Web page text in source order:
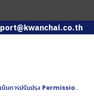
จำนวน 2 รายการ โดยยกเลิกพิกัดศุลกากรและรหัสสถิติที่ควบคุม